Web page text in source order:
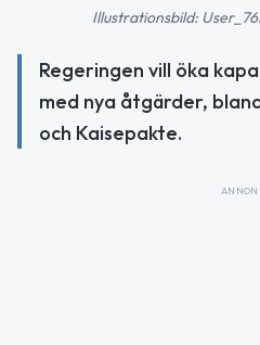
Illustrationsbild:
Regeringen vill öka
med nya åtgärder,
och Kaisepakte.